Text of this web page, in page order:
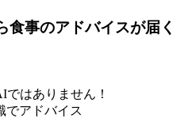
事のアドバイスが届く
はありません！
でアドバイス